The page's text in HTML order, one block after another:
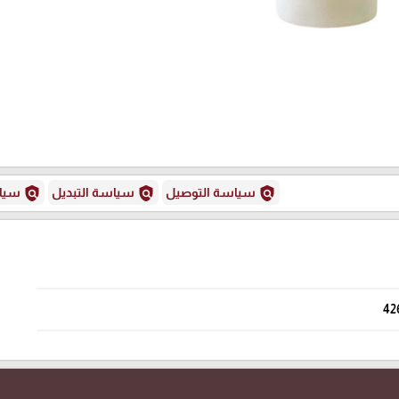
policy سياسة التوصيل policy سياسة التبديل policy